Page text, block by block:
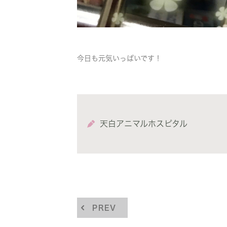
今日も元気いっぱいです！
天白アニマルホスピタル
PREV